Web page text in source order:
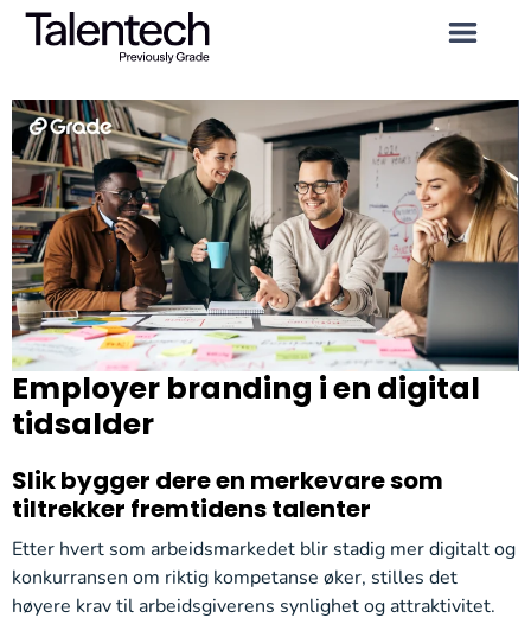
Employer branding i en digital
tidsalder
Slik bygger dere en merkevare som
tiltrekker fremtidens talenter
Etter hvert som arbeidsmarkedet blir stadig mer digitalt og
konkurransen om riktig kompetanse øker, stilles det
høyere krav til arbeidsgiverens synlighet og attraktivitet.